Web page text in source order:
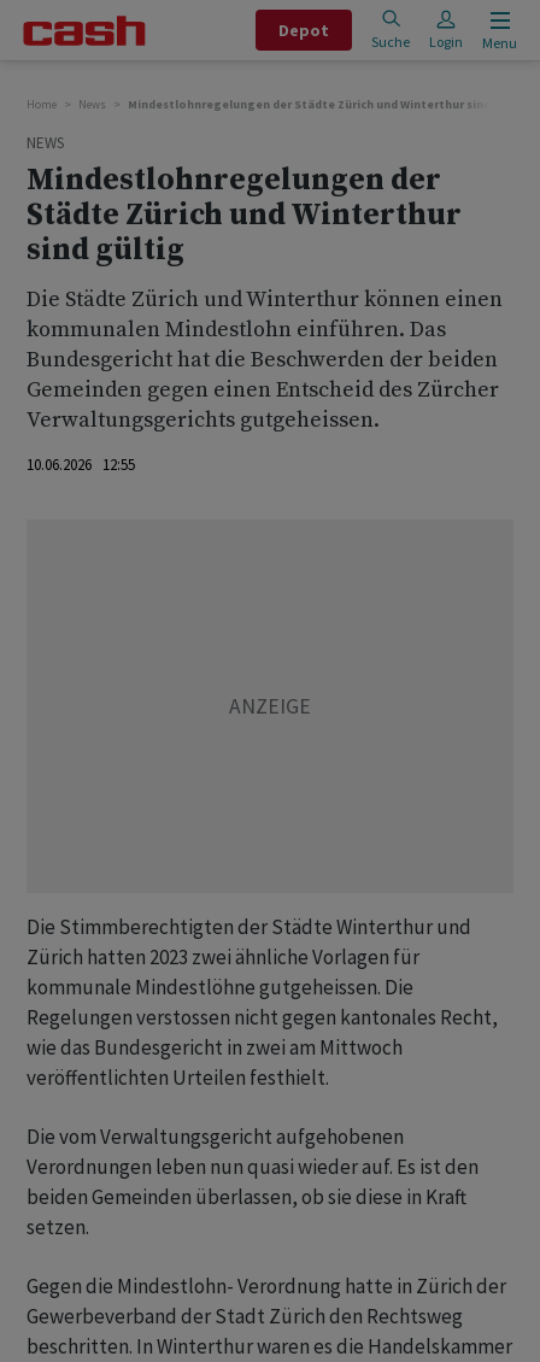
Depot
Suche Login Menu
Home News Mindestlohnregelungen der Städte Zürich und Winterthur sind gültig
NEWS
Mindestlohnregelungen der
Städte Zürich und Winterthur
sind gültig
Die Städte Zürich und Winterthur können einen
kommunalen Mindestlohn einführen. Das
Bundesgericht hat die Beschwerden der beiden
Gemeinden gegen einen Entscheid des Zürcher
Verwaltungsgerichts gutgeheissen.
10.06.2026 12:55
Die Stimmberechtigten der Städte Winterthur und
Zürich hatten 2023 zwei ähnliche Vorlagen für
kommunale Mindestlöhne gutgeheissen. Die
Regelungen verstossen nicht gegen kantonales Recht,
wie das Bundesgericht in zwei am Mittwoch
veröffentlichten Urteilen festhielt.
Die vom Verwaltungsgericht aufgehobenen
Verordnungen leben nun quasi wieder auf. Es ist den
beiden Gemeinden überlassen, ob sie diese in Kraft
setzen.
Gegen die Mindestlohn- Verordnung hatte in Zürich der
Gewerbeverband der Stadt Zürich den Rechtsweg
beschritten. In Winterthur waren es die Handelskammer